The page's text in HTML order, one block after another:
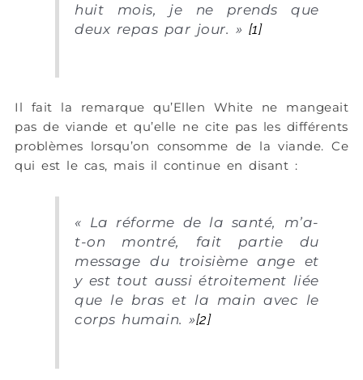
huit mois, je ne prends que
deux repas par jour. » [1]
Il fait la remarque qu’Ellen White ne mangeait
pas de viande et qu’elle ne cite pas les différents
problèmes lorsqu’on consomme de la viande. Ce
qui est le cas, mais il continue en disant :
« La réforme de la santé, m’a-
t-on montré, fait partie du
message du troisième ange et
y est tout aussi étroitement liée
que le bras et la main avec le
corps humain. »[2]